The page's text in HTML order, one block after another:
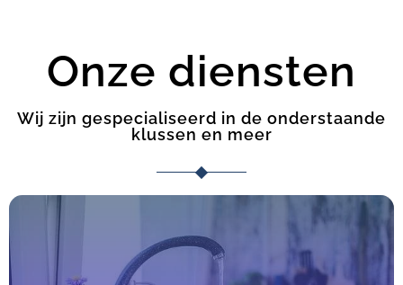
Onze diensten
Wij zijn gespecialiseerd in de onderstaande
klussen en meer